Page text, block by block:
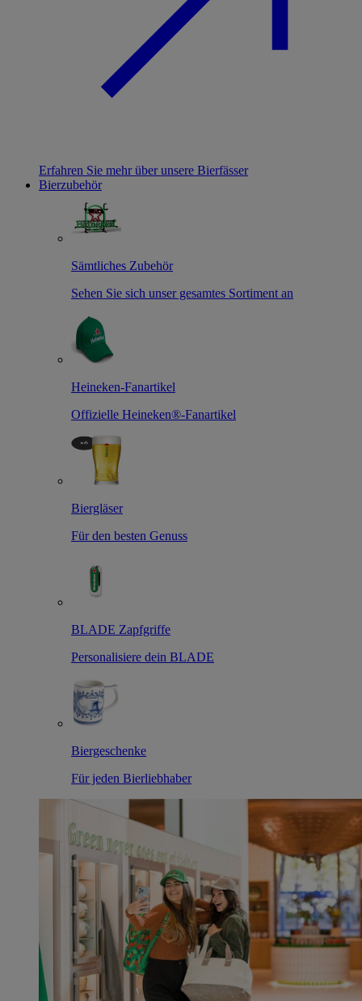
Erfahren Sie mehr über unsere Bierfässer
Bierzubehör
Sämtliches Zubehör
Sehen Sie sich unser gesamtes Sortiment an
Heineken-Fanartikel
Offizielle Heineken®-Fanartikel
Biergläser
Für den besten Genuss
BLADE Zapfgriffe
Personalisiere dein BLADE
Biergeschenke
Für jeden Bierliebhaber